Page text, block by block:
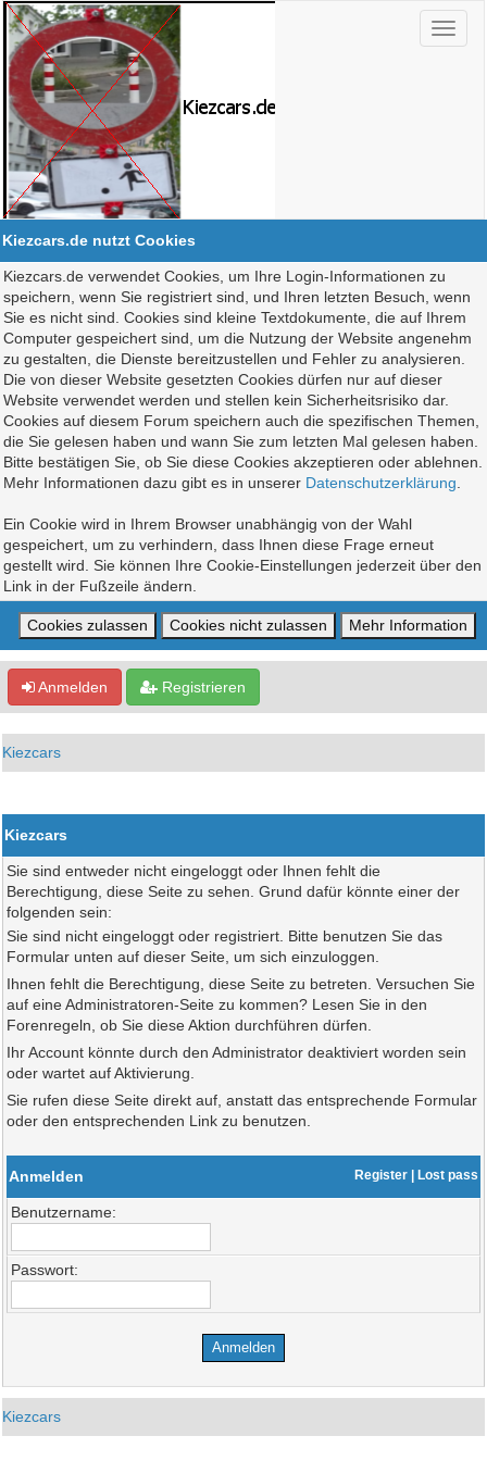
Kiezcars.de nutzt Cookies
Kiezcars.de verwendet Cookies, um Ihre Login-Informationen zu
speichern, wenn Sie registriert sind, und Ihren letzten Besuch, wenn
Sie es nicht sind. Cookies sind kleine Textdokumente, die auf Ihrem
Computer gespeichert sind, um die Nutzung der Website angenehm
zu gestalten, die Dienste bereitzustellen und Fehler zu analysieren.
Die von dieser Website gesetzten Cookies dürfen nur auf dieser
Website verwendet werden und stellen kein Sicherheitsrisiko dar.
Cookies auf diesem Forum speichern auch die spezifischen Themen,
die Sie gelesen haben und wann Sie zum letzten Mal gelesen haben.
Bitte bestätigen Sie, ob Sie diese Cookies akzeptieren oder ablehnen.
Mehr Informationen dazu gibt es in unserer Datenschutzerklärung
Ein Cookie wird in Ihrem Browser unabhängig von der Wahl
gespeichert, um zu verhindern, dass Ihnen diese Frage erneut
gestellt wird. Sie können Ihre Cookie-Einstellungen jederzeit über den
Link in der Fußzeile ändern.
Anmelden Registrieren
Kiezcars
Kiezcars
Sie sind entweder nicht eingeloggt oder Ihnen fehlt die
Berechtigung, diese Seite zu sehen. Grund dafür könnte einer der
folgenden sein:
Sie sind nicht eingeloggt oder registriert. Bitte benutzen Sie das
Formular unten auf dieser Seite, um sich einzuloggen.
Ihnen fehlt die Berechtigung, diese Seite zu betreten. Versuchen Sie
auf eine Administratoren-Seite zu kommen? Lesen Sie in den
Forenregeln, ob Sie diese Aktion durchführen dürfen.
Ihr Account könnte durch den Administrator deaktiviert worden sein
oder wartet auf Aktivierung.
Sie rufen diese Seite direkt auf, anstatt das entsprechende Formular
oder den entsprechenden Link zu benutzen.
Anmelden Register| Lost pass
Benutzername:
Passwort:
Kiezcars